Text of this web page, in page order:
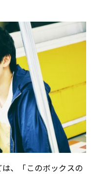
、「このボックスの